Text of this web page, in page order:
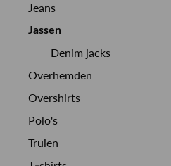
Jeans
Jassen
Denim jacks
Overhemden
Overshirts
Polo's
Truien